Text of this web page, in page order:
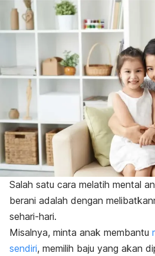
Salah satu cara melatih mental
berani adalah dengan
sehari-hari.
Misalnya, minta anak membantu
sendiri, memilih baju yang akan